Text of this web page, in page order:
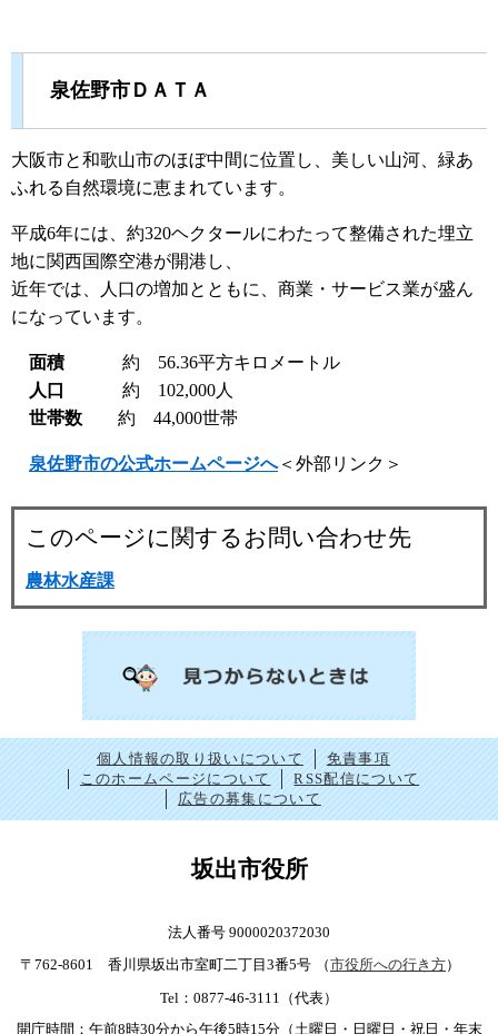
泉佐野市ＤＡＴＡ
大阪市と和歌山市のほぼ中間に位置し、美しい山河、緑あ
ふれる自然環境に恵まれています。
平成6年には、約320ヘクタールにわたって整備された埋立
地に関西国際空港が開港し、
近年では、人口の増加とともに、商業・サービス業が盛ん
になっています。
面積約 56.36平方キロメートル
人口
約 102,000人
世帯数 約 44,000世帯
泉佐野市の公式ホームページへ＜外部リンク＞
このページに関するお問い合わせ先
農林水産課
個人情報の取り扱いについて
免責事項
このホームページについて
RSS配信について
広告の募集について
坂出市役所
法人番号 9000020372030
〒762-8601 香川県坂出市室町二丁目3番5号
（市役所への行き方）
Tel：0877-46-3111（代表）
開庁時間：午前8時30分から午後5時15分（土曜日・日曜日・祝日・年末